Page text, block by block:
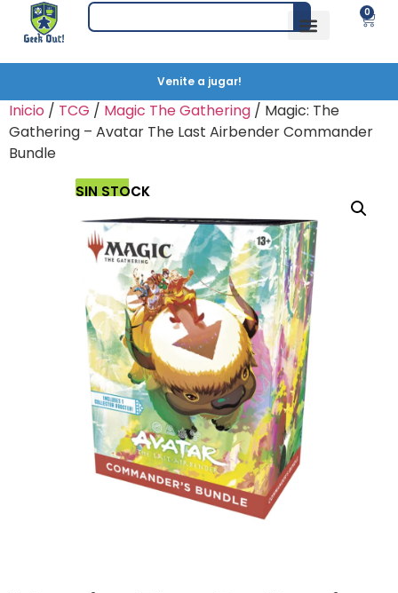
0
Venite a jugar!
Inicio / TCG / Magic The Gathering / Magic: The
Gathering – Avatar The Last Airbender Commander
Bundle
SIN STOCK